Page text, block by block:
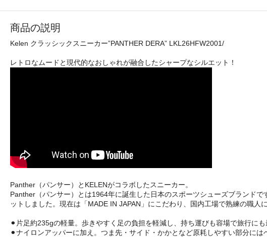
商品の説明
Kelen クラッシックスニーカー”PANTHER DERA” LKL26HFW2001/
レトロなムードと現代的なおしゃれが融合したシャープなシルエット！
Panther（パンサー）とKELENがコラボしたスニーカー。
Panther（パンサー）とは1964年に誕生した日本のスポーツシューズブランド
ットしました。現在は「MADE IN JAPAN」にこだわり、国内工場で熟練の職人
⚫︎片足約235gの軽量。歩きやすく足の負担を軽減し、持ち運びも容場で旅行にも
⚫︎ナイロンアッパーに加え。つま先・サイド・かかとなど原耗しやすい部分には